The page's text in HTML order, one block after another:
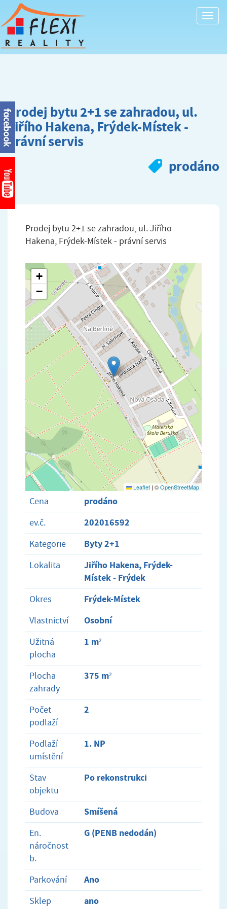
Prodej bytu 2+1 se zahradou, ul.
Jiřího Hakena, Frýdek-Místek -
právní servis
prodáno
Prodej bytu 2+1 se zahradou, ul. Jiřího
Hakena, Frýdek-Místek - právní servis
+
−
Leaflet | ©OpenStreetMap
Cena prodáno
ev.č. 202016592
Kategorie Byty 2+1
Lokalita
Jiřího Hakena, Frýdek-
Místek - Frýdek
Okres Frýdek-Místek
Vlastnictví Osobní
Užitná
plocha
1 m²
Plocha
zahrady
375 m²
Počet
podlaží
2
Podlaží
umístění
1. NP
Stav
objektu
Po rekonstrukci
Budova Smíšená
En.
náročnost
b.
G (PENB nedodán)
Parkování Ano
Sklep ano